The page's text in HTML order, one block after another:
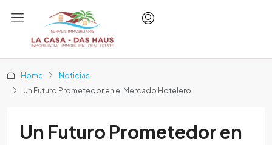
Home
Noticias
Un Futuro Prometedor en el Mercado Hotelero
Un Futuro Prometedor en